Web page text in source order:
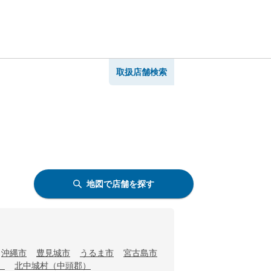
取扱店舗検索
地図で店舗を探す
沖縄市 豊見城市 うるま市
宮古島市
北中城村（中頭郡）